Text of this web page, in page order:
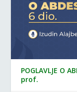
POGLAVLJE O
prof.